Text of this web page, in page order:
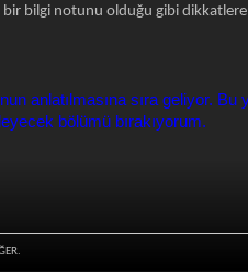
bir bilgi notunu olduğu gibi
anlatılmasına sıra geliyor.
bölümü bırakıyorum.